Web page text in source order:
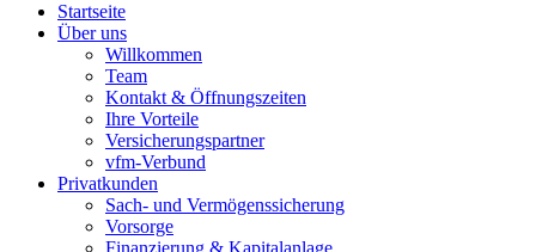
Startseite
Über uns
Willkommen
Team
Kontakt & Öffnungszeiten
Ihre Vorteile
Versicherungspartner
vfm-Verbund
Privatkunden
Sach- und Vermögenssicherung
Vorsorge
Finanzierung & Kapitalanlage